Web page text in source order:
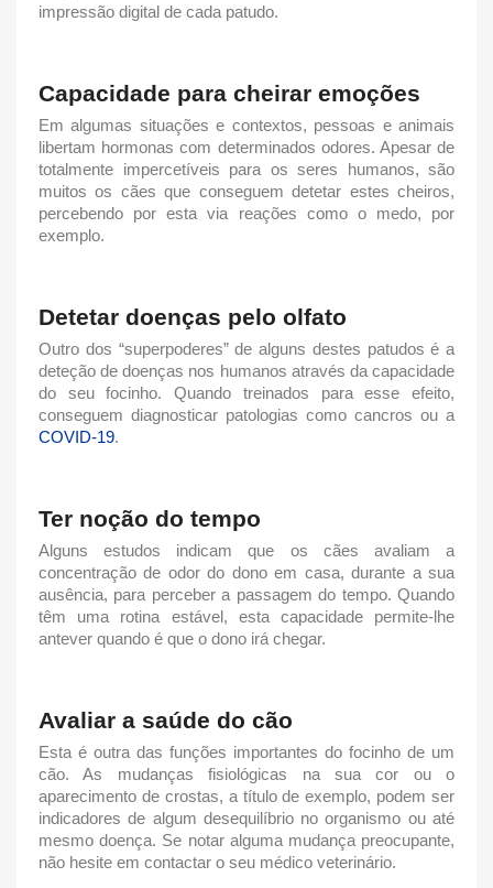
impressão digital de cada patudo.
Capacidade para cheirar emoções
Em algumas situações e contextos, pessoas e animais
libertam hormonas com determinados odores. Apesar de
totalmente impercetíveis para os seres humanos, são
muitos os cães que conseguem detetar estes cheiros,
percebendo por esta via reações como o medo, por
exemplo.
Detetar doenças pelo olfato
Outro dos “superpoderes” de alguns destes patudos é a
deteção de doenças nos humanos através da capacidade
do seufocinho. Quando treinados para esse efeito,
conseguem diagnosticar patologias como cancros ou a
COVID-19.
Ter noção do tempo
Alguns estudos indicam que os cães avaliam a
concentração de odor do dono em casa, durante a sua
ausência, para perceber a passagem do tempo. Quando
têm uma rotina estável, esta capacidade permite-lhe
antever quando é que o dono irá chegar.
Avaliar a saúde do cão
Esta é outra das funções importantes do focinho de um
cão. As mudanças fisiológicas na sua cor ou o
aparecimento de crostas, a título de exemplo, podem ser
indicadores de algum desequilíbrio no organismo ou até
mesmo doença. Se notar alguma mudança preocupante,
não hesite em contactar o seu médico veterinário.